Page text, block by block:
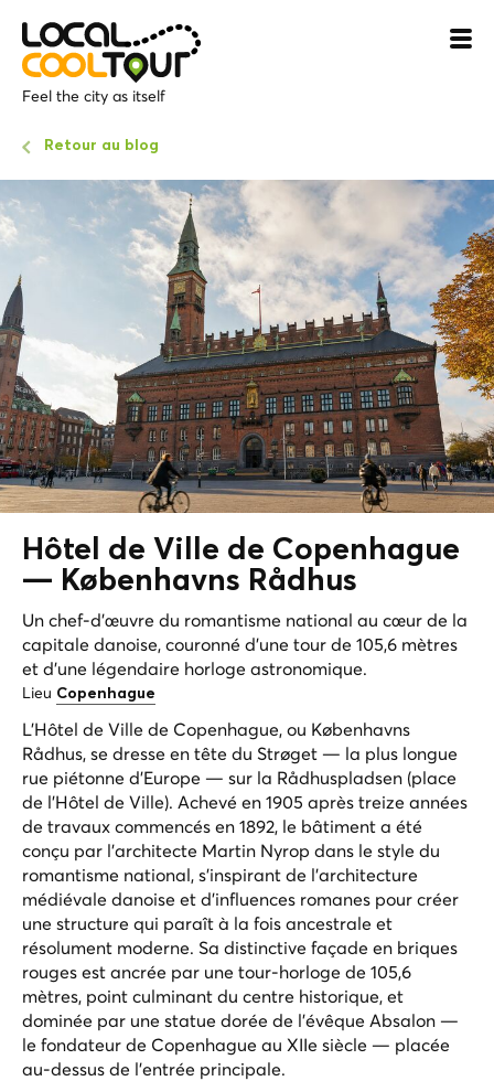
Feel the city as itself
Retour au blog
Hôtel de Ville de Copenhague
— Københavns Rådhus
Un chef-d'œuvre du romantisme national au cœur de la
capitale danoise, couronné d'une tour de 105,6 mètres
et d'une légendaire horloge astronomique.
Lieu Copenhague
L'Hôtel de Ville de Copenhague, ou Københavns
Rådhus, se dresse en tête du Strøget — la plus longue
rue piétonne d'Europe — sur la Rådhuspladsen (place
de l'Hôtel de Ville). Achevé en 1905 après treize années
de travaux commencés en 1892, le bâtiment a été
conçu par l'architecte Martin Nyrop dans le style du
romantisme national, s'inspirant de l'architecture
médiévale danoise et d'influences romanes pour créer
une structure qui paraît à la fois ancestrale et
résolument moderne. Sa distinctive façade en briques
rouges est ancrée par une tour-horloge de 105,6
mètres, point culminant du centre historique, et
dominée par une statue dorée de l'évêque Absalon —
le fondateur de Copenhague au XIIe siècle — placée
au-dessus de l'entrée principale.